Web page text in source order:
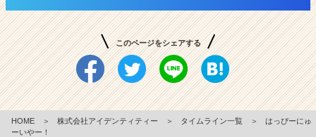
このページをシェアする
HOME ＞ 株式会社アイデンティティー ＞ タイムライン一覧 ＞
はっぴーにゅ
ーいやー！